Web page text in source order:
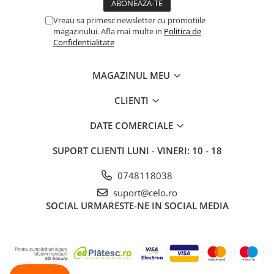
iPhone 8 Plus
iPhone 6 Plus
Housing iPhone
iPhone 6s
Vreau sa primesc newsletter cu promotiile
magazinului. Afla mai multe in Politica de
Confidentialitate
MAGAZINUL MEU
CLIENTI
DATE COMERCIALE
SUPORT CLIENTI LUNI - VINERI: 10 - 18
0748118038
suport@celo.ro
SOCIAL URMARESTE-NE IN SOCIAL MEDIA